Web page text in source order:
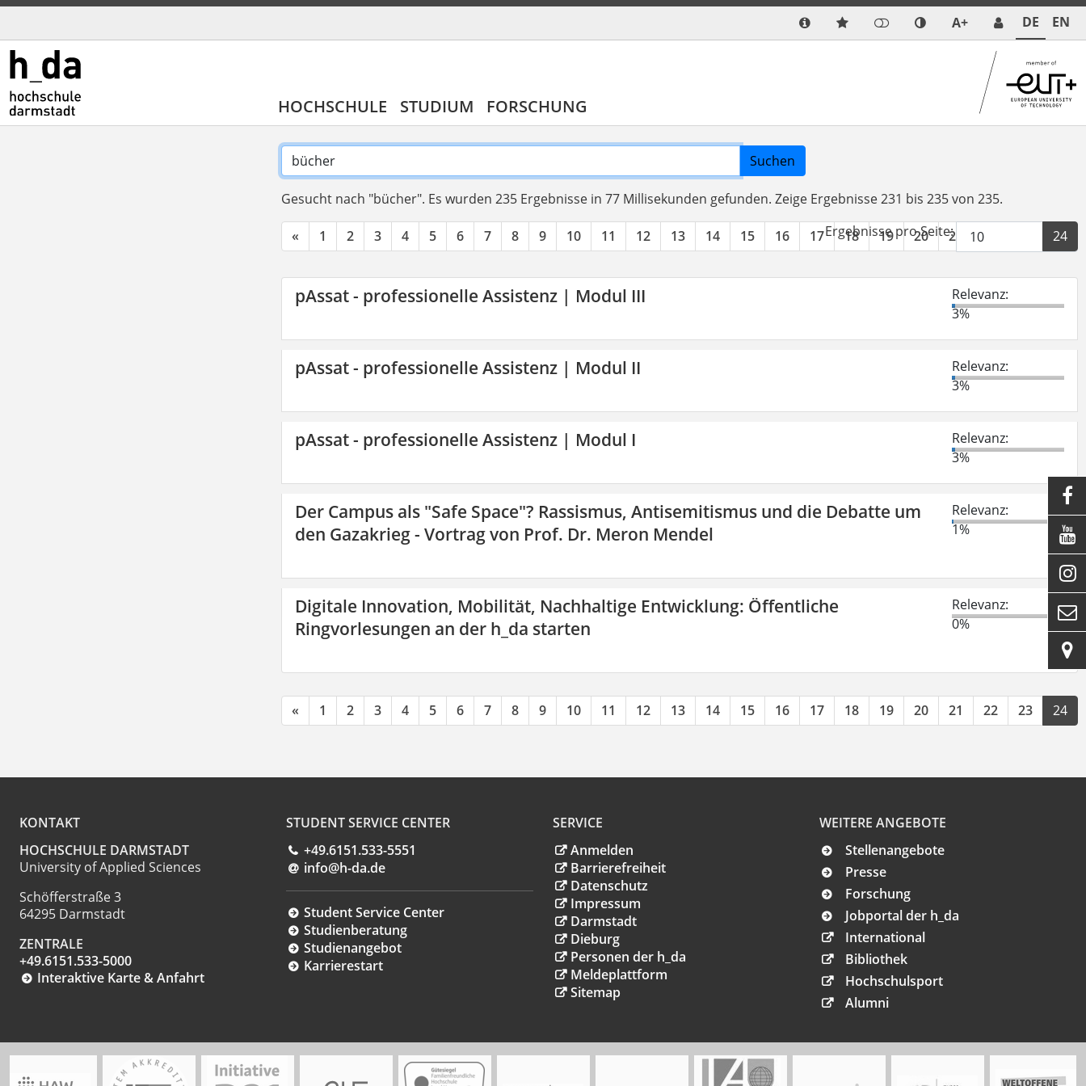
A+ DE EN
HOCHSCHULE STUDIUM FORSCHUNG
Suchen
Gesucht nach "bücher". Es wurden 235 Ergebnisse in 77 Millisekunden gefunden. Zeige Ergebnisse 231 bis 235 von 235.
« 1 2 3 4 5 6 7 8 9 10 11 12 13 14 15 16 17 18 19 20 21 22 24
Ergebnisse pro Seite:
pAssat - professionelle Assistenz | Modul III
Relevanz:
3%
pAssat - professionelle Assistenz | Modul II
Relevanz:
3%
pAssat - professionelle Assistenz | Modul I
Relevanz:
3%
Der Campus als "Safe Space"? Rassismus, Antisemitismus und die Debatte um
den Gazakrieg - Vortrag von Prof. Dr. Meron Mendel
Relevanz:
1%
Digitale Innovation, Mobilität, Nachhaltige Entwicklung: Öffentliche
Ringvorlesungen an der h_da starten
Relevanz:
0%
« 1 2 3 4 5 6 7 8 9 10 11 12 13 14 15 16 17 18 19 20 21 22 23 24
KONTAKT
HOCHSCHULE DARMSTADT
University of Applied Sciences
Schöfferstraße 3
64295 Darmstadt
ZENTRALE
+49.6151.533-5000
Interaktive Karte & Anfahrt
STUDENT SERVICE CENTER
+49.6151.533-5551
info@h-da.de
Student Service Center
Studienberatung
Studienangebot
Karrierestart
SERVICE
Anmelden
Barrierefreiheit
Datenschutz
Impressum
Darmstadt
Dieburg
Personen der h_da
Meldeplattform
Sitemap
WEITERE ANGEBOTE
Stellenangebote
Presse
Forschung
Jobportal der h_da
International
Bibliothek
Hochschulsport
Alumni




